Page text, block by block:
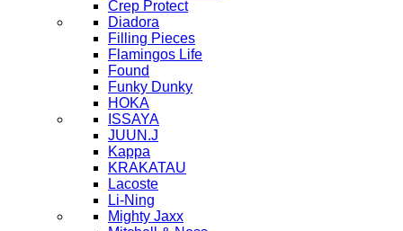
Crep Protect
Diadora
Filling Pieces
Flamingos Life
Found
Funky Dunky
HOKA
ISSAYA
JUUN.J
Kappa
KRAKATAU
Lacoste
Li-Ning
Mighty Jaxx